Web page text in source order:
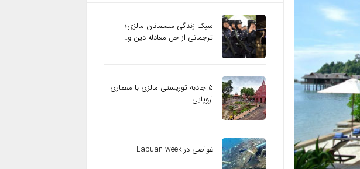
سبک زندگی مسلمانان مالزی؛
ترجمانی از حل معادله دین و…
۵ جاذبه توریستی مالزی با معماری
اروپایی
غواصی در Labuan week